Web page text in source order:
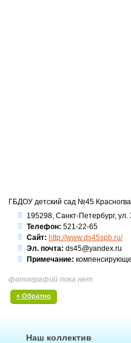
ГБДОУ детский сад №45
195298, Санкт-Петербург, ул.
Телефон: 521-22-65
Сайт: http://www.ds45spb.ru/
Эл. почта: ds45@yandex.ru
Примечание:
фотографий пока нет
« Обратно
Наш коллектив